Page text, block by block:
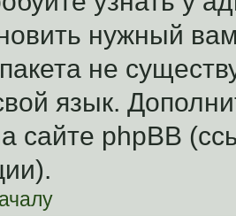
нужный
не
язык.
сайте phpBB